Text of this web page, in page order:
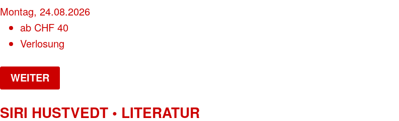
Montag, 24.08.2026
ab CHF 40
Verlosung
WEITER
SIRI HUSTVEDT • LITERATUR